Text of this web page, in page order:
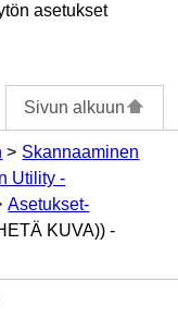
asetukset
Sivun alkuun
Skannaaminen
Utility -
Asetukset-
KUVA)) -